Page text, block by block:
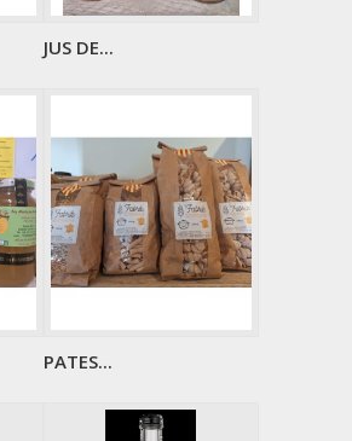
JUS DE...
PATES...